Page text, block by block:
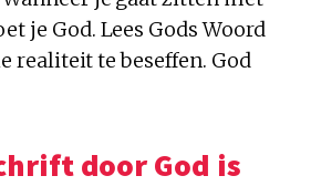
je God. Lees Gods Woord
realiteit te beseffen. God
door God is